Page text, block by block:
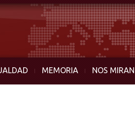
MEMORIA NOS MIRAN